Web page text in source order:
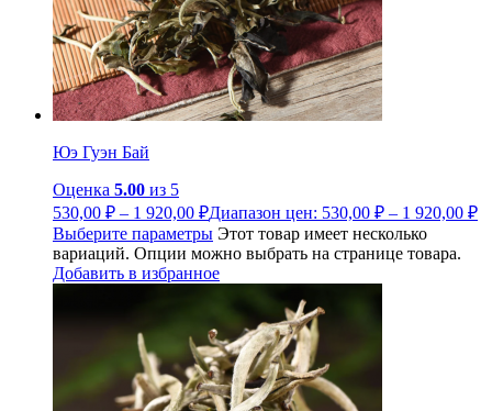
Юэ Гуэн Бай
Оценка 5.00 из 5
530,00 ₽ – 1 920,00 ₽Диапазон цен: 530,00 ₽ – 1 920,00 ₽
Выберите параметры Этот товар имеет несколько
вариаций. Опции можно выбрать на странице товара.
Добавить в избранное